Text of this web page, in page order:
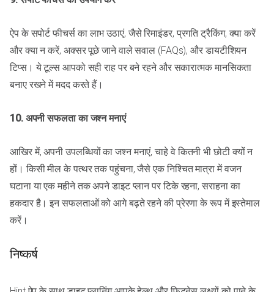
ऐप के सपोर्ट फीचर्स का लाभ उठाएं, जैसे रिमाइंडर, प्रगति ट्रैकिंग, क्या करें
और क्या न करें, अक्सर पूछे जाने वाले सवाल (FAQs), और डायटीशियन
टिप्स। ये टूल्स आपको सही राह पर बने रहने और सकारात्मक मानसिकता
बनाए रखने में मदद करते हैं।
10. अपनी सफलता का जश्न मनाएं
आखिर में, अपनी उपलब्धियों का जश्न मनाएं, चाहे वे कितनी भी छोटी क्यों न
हों। किसी मील के पत्थर तक पहुंचना, जैसे एक निश्चित मात्रा में वजन
घटाना या एक महीने तक अपने डाइट प्लान पर टिके रहना, सराहना का
हकदार है। इन सफलताओं को आगे बढ़ते रहने की प्रेरणा के रूप में इस्तेमाल
करें।
निष्कर्ष